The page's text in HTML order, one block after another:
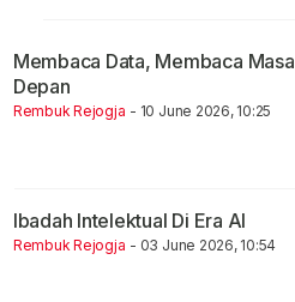
Membaca Data, Membaca Masa
Depan
Rembuk Rejogja - 10 June 2026, 10:25
Ibadah Intelektual Di Era AI
Rembuk Rejogja - 03 June 2026, 10:54